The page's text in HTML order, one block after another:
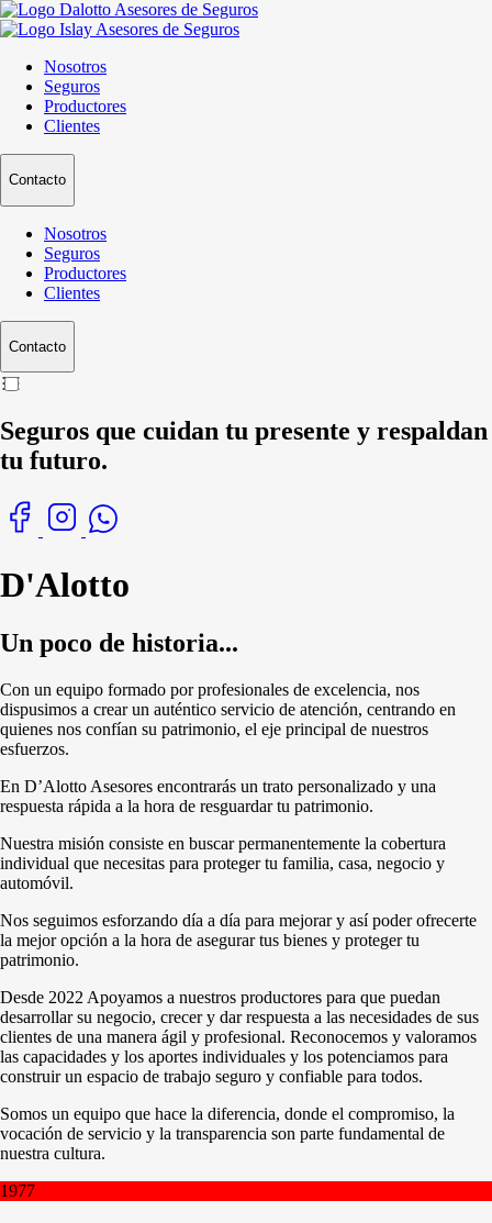
Nosotros
Seguros
Productores
Clientes
Contacto
Nosotros
Seguros
Productores
Clientes
Contacto
Seguros que cuidan tu presente y respaldan
tu futuro.
D'Alotto
Un poco de historia...
Con un equipo formado por profesionales de excelencia, nos
dispusimos a crear un auténtico servicio de atención, centrando en
quienes nos confían su patrimonio, el eje principal de nuestros
esfuerzos.
En D’Alotto Asesores encontrarás un trato personalizado y una
respuesta rápida a la hora de resguardar tu patrimonio.
Nuestra misión consiste en buscar permanentemente la cobertura
individual que necesitas para proteger tu familia, casa, negocio y
automóvil.
Nos seguimos esforzando día a día para mejorar y así poder ofrecerte
la mejor opción a la hora de asegurar tus bienes y proteger tu
patrimonio.
Desde 2022 Apoyamos a nuestros productores para que puedan
desarrollar su negocio, crecer y dar respuesta a las necesidades de sus
clientes de una manera ágil y profesional. Reconocemos y valoramos
las capacidades y los aportes individuales y los potenciamos para
construir un espacio de trabajo seguro y confiable para todos.
Somos un equipo que hace la diferencia, donde el compromiso, la
vocación de servicio y la transparencia son parte fundamental de
nuestra cultura.
1977